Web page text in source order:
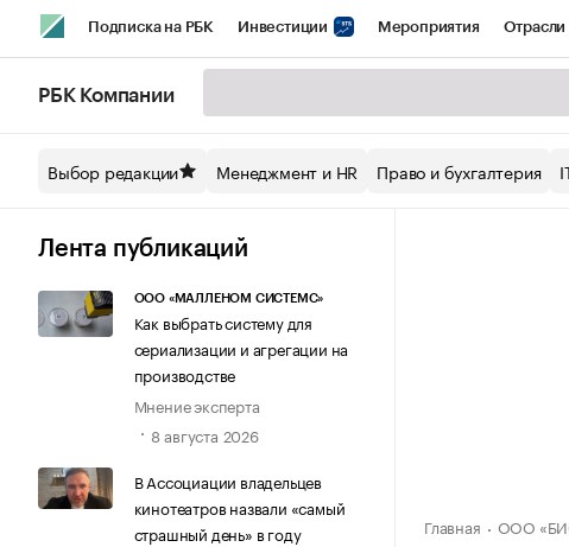
Подписка на РБК Инвестиции Мероприятия Отрасли
Спецпроекты СПб Конференции СПб Спецпроекты
Технологии и медиа
РБК Компании
Выбор редакции Менеджмент и HR Право и бухгалтерия
Лента публикаций
ООО «МАЛЛЕНОМ СИСТЕМС»
Как выбрать систему для
сериализации и агрегации на
производстве
Мнение эксперта
8 августа 2026
В Ассоциации владельцев
кинотеатров назвали «самый
страшный день» в году
Главная ООО